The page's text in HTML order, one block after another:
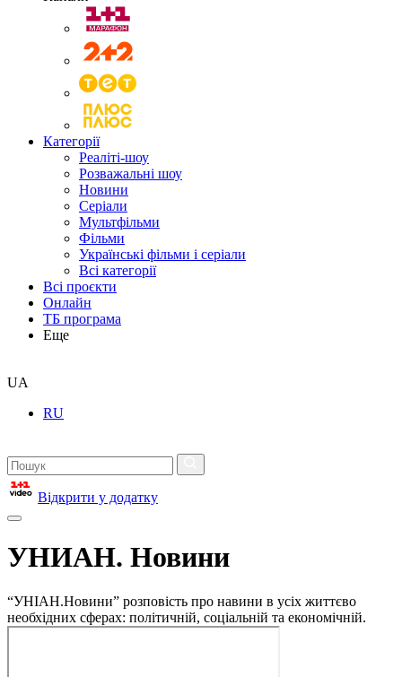
Категорії
Реаліті-шоу
Розважальні шоу
Новини
Серіали
Мультфільми
Фільми
Українські фільми і серіали
Всі категорії
Всі проєкти
Онлайн
ТБ програма
Еще
UA
RU
Відкрити у додатку
УНИАН. Новини
“УНІАН.Новини” розповість про навини в усіх життєво
необхідних сферах: політичній, соціальній та економічній.